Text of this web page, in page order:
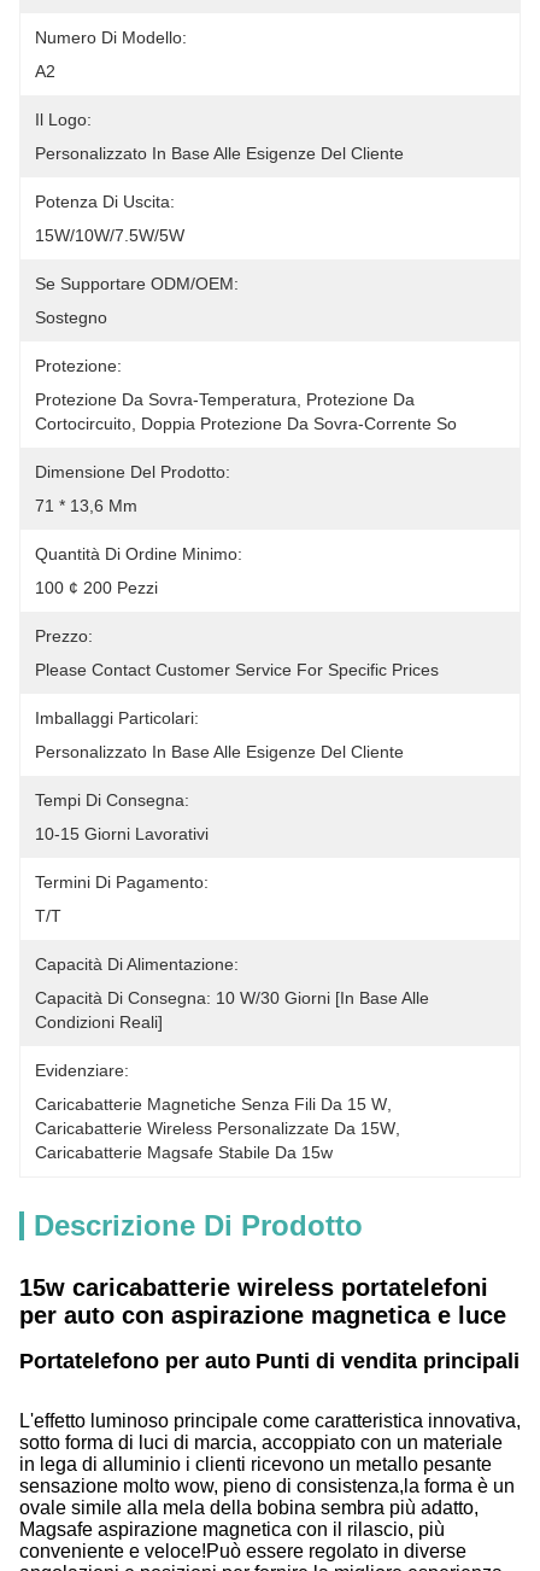
Numero Di Modello:
A2
Il Logo:
Personalizzato In Base Alle Esigenze Del Cliente
Potenza Di Uscita:
15W/10W/7.5W/5W
Se Supportare ODM/OEM:
Sostegno
Protezione:
Protezione Da Sovra-Temperatura, Protezione Da
Cortocircuito, Doppia Protezione Da Sovra-Corrente So
Dimensione Del Prodotto:
71 * 13,6 Mm
Quantità Di Ordine Minimo:
100 ¢ 200 Pezzi
Prezzo:
Please Contact Customer Service For Specific Prices
Imballaggi Particolari:
Personalizzato In Base Alle Esigenze Del Cliente
Tempi Di Consegna:
10-15 Giorni Lavorativi
Termini Di Pagamento:
T/T
Capacità Di Alimentazione:
Capacità Di Consegna: 10 W/30 Giorni [in Base Alle
Condizioni Reali]
Evidenziare:
Caricabatterie Magnetiche Senza Fili Da 15 W
Caricabatterie Wireless Personalizzate Da 15W
Caricabatterie Magsafe Stabile Da 15w
Descrizione Di Prodotto
15w caricabatterie wireless portatelefoni
per auto con aspirazione magnetica e luce
Portatelefono per auto Punti di vendita principali
L'effetto luminoso principale come caratteristica innovativa,
sotto forma di luci di marcia, accoppiato con un materiale
in lega di alluminio i clienti ricevono un metallo pesante
sensazione molto wow, pieno di consistenza,la forma è un
ovale simile alla mela della bobina sembra più adatto,
Magsafe aspirazione magnetica con il rilascio, più
conveniente e veloce!Può essere regolato in diverse